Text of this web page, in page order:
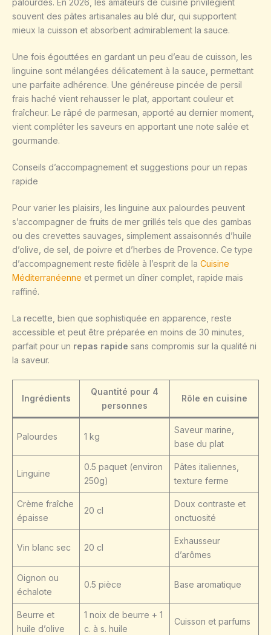
palourdes. En 2026, les amateurs de cuisine privilégient
souvent des pâtes artisanales au blé dur, qui supportent
mieux la cuisson et absorbent admirablement la sauce.
Une fois égouttées en gardant un peu d’eau de cuisson, les
linguine sont mélangées délicatement à la sauce, permettant
une parfaite adhérence. Une généreuse pincée de persil
frais haché vient rehausser le plat, apportant couleur et
fraîcheur. Le râpé de parmesan, apporté au dernier moment,
vient compléter les saveurs en apportant une note salée et
gourmande.
Conseils d’accompagnement et suggestions pour un repas
rapide
Pour varier les plaisirs, les linguine aux palourdes peuvent
s’accompagner de fruits de mer grillés tels que des gambas
ou des crevettes sauvages, simplement assaisonnés d’huile
d’olive, de sel, de poivre et d’herbes de Provence. Ce type
d’accompagnement reste fidèle à l’esprit de la Cuisine
Méditerranéenne et permet un dîner complet, rapide mais
raffiné.
La recette, bien que sophistiquée en apparence, reste
accessible et peut être préparée en moins de 30 minutes,
parfait pour un repas rapide sans compromis sur la qualité ni
la saveur.
Ingrédients
Quantité pour 4
personnes
Rôle en cuisine
Palourdes 1 kg
Saveur marine,
base du plat
Linguine
0.5 paquet (environ
250g)
Pâtes italiennes,
texture ferme
Crème fraîche
épaisse
20 cl
Doux contraste et
onctuosité
Vin blanc sec 20 cl
Exhausseur
d’arômes
Oignon ou
échalote
0.5 pièce Base aromatique
Beurre et
huile d’olive
1 noix de beurre + 1
c. à s. huile
Cuisson et parfums